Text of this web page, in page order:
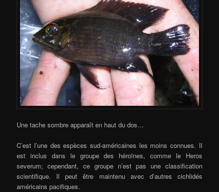
Une tache sombre apparaît en haut du dos…
C’est l’une des espèces sud-américaines les moins connues. Il
est inclus dans le groupe des héroïnes, comme le Heros
severum; cependant, ce groupe n’est pas une classification
scientifique. Il peut être maintenu avec d’autres cichlidés
américains pacifiques.